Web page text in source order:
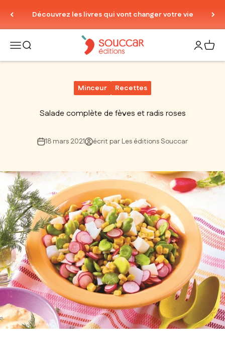
Découvrez les livres qui vont changer votre vie
Ouvrir la navigation
Ouvrir la rechercheThierry Souccar Editions Ouvrir
Voir
Minceur Recettes
Salade complète de fèves et radis roses
18 mars 2021 écrit par Les éditions Souccar